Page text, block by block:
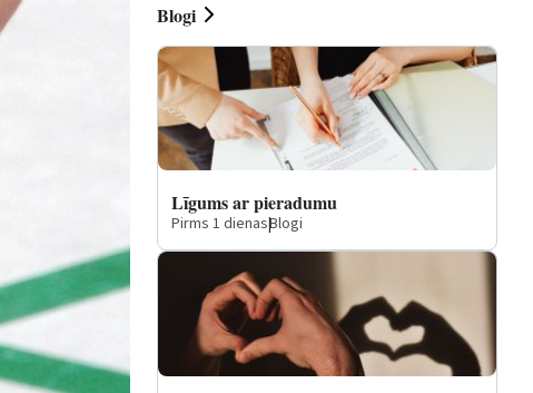
Blogi
Līgums ar pieradumu
Pirms 1 dienas|Blogi